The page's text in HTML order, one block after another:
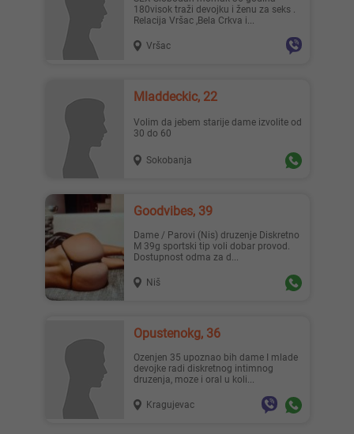
180visok traži devojku i ženu za seks .
Relacija Vršac ,Bela Crkva i...
Vršac
Mladdeckic, 22
Volim da jebem starije dame izvolite od
30 do 60
Sokobanja
Goodvibes, 39
Dame / Parovi (Nis) druzenje Diskretno
M 39g sportski tip voli dobar provod.
Dostupnost odma za d...
Niš
Opustenokg, 36
ozenjen 35 upoznao bih dame I mlade
devojke radi diskretnog intimnog
druzenja, moze i oral u koli...
Kragujevac